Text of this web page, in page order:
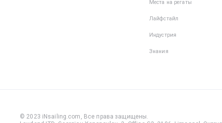
Места на регаты
Лайфстайл
Индустрия
Знания
© 2023 iNsailing.com, Все права защищены.